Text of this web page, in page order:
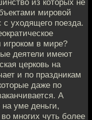
мировой
с уходящего поезда.
игроком в мире?
деятели имеют
церковь на
и по праздникам
даже по
А
уме деньги,
многих чуть более